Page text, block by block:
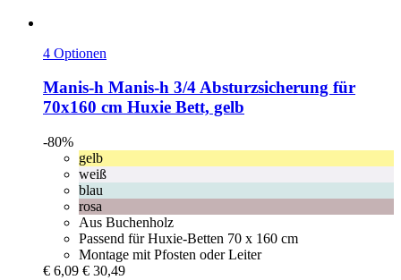
4 Optionen
Manis-h Manis-​h 3/4 Absturzsicherung für
70x160 cm Huxie Bett, gelb
-80%
gelb
weiß
blau
rosa
Aus Buchenholz
Passend für Huxie-Betten 70 x 160 cm
Montage mit Pfosten oder Leiter
€ 6,09 € 30,49